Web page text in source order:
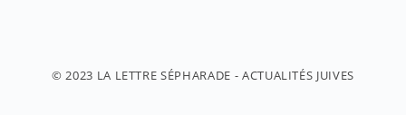
© 2023 LA LETTRE SÉPHARADE - ACTUALITÉS JUIVES